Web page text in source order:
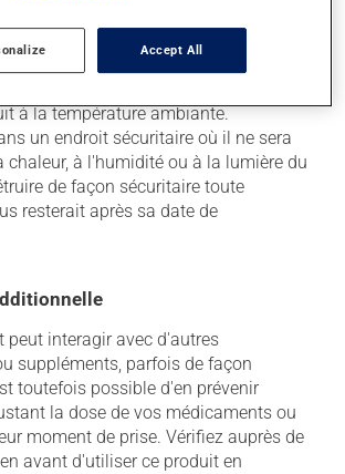
à la température ambiante.
un endroit sécuritaire où il ne sera
chaleur, à l'humidité ou à la lumière du
de façon sécuritaire toute
resterait après sa date de
peut interagir avec d'autres
suppléments, parfois de façon
toutefois possible d'en prévenir
la dose de vos médicaments ou
moment de prise. Vérifiez auprès de
avant d'utiliser ce produit en
Accept All